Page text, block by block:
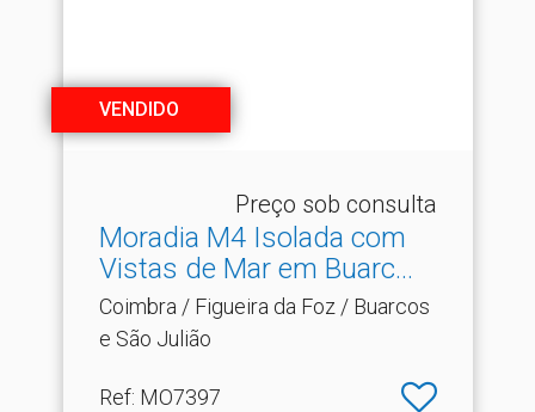
VENDIDO
Preço sob consulta
Moradia M4 Isolada com
Vistas de Mar em Buarc.​..
Coimbra / Figueira da Foz / Buarcos
e São Julião
Ref: MO7397